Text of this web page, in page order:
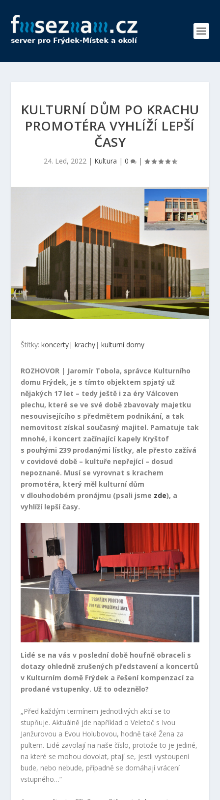
KULTURNÍ DŮM PO KRACHU
PROMOTÉRA VYHLÍŽÍ LEPŠÍ
ČASY
24. Led, 2022| Kultura | 0 |
Štítky:koncerty |krachy |kulturní domy
ROZHOVOR | Jaromír Tobola, správce Kulturního
domu Frýdek, je s tímto objektem spjatý už
nějakých 17 let – tedy ještě i za éry Válcoven
plechu, které se ve své době zbavovaly majetku
nesouvisejícího s předmětem podnikání, a tak
nemovitost získal současný majitel. Pamatuje tak
mnohé, i koncert začínající kapely Kryštof
s pouhými 239 prodanými lístky, ale přesto zažívá
v covidové době – kultuře nepřející – dosud
nepoznané. Musí se vyrovnat s krachem
promotéra, který měl kulturní dům
v dlouhodobém pronájmu (psali jsme zde), a
vyhlíží lepší časy.
Lidé se na vás v poslední době houfně obraceli s
dotazy ohledně zrušených představení a koncertů
v Kulturním domě Frýdek a řešení kompenzací za
prodané vstupenky. Už to odeznělo?
„Před každým termínem jednotlivých akcí se to
stupňuje. Aktuálně jde například o Veletoč s Ivou
Janžurovou a Evou Holubovou, hodně také Žena za
pultem. Lidé zavolají na naše číslo, protože to je jediné,
na které se mohou dovolat, ptají se, jestli vystoupení
bude, nebo nebude, případně se domáhají vrácení
vstupného…“